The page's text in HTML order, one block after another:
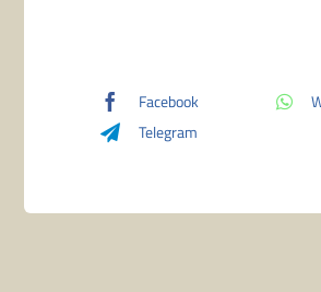
Facebook
Telegram